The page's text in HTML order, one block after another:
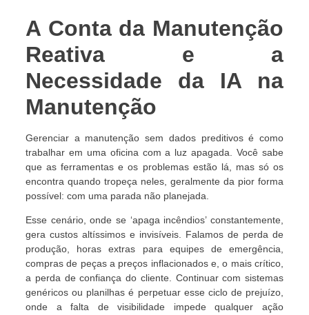
A Conta da Manutenção
Reativa e a
Necessidade da IA na
Manutenção
Gerenciar a manutenção sem dados preditivos é como
trabalhar em uma oficina com a luz apagada. Você sabe
que as ferramentas e os problemas estão lá, mas só os
encontra quando tropeça neles, geralmente da pior forma
possível: com uma parada não planejada.
Esse cenário, onde se ‘apaga incêndios’ constantemente,
gera custos altíssimos e invisíveis. Falamos de perda de
produção, horas extras para equipes de emergência,
compras de peças a preços inflacionados e, o mais crítico,
a perda de confiança do cliente. Continuar com sistemas
genéricos ou planilhas é perpetuar esse ciclo de prejuízo,
onde a falta de visibilidade impede qualquer ação